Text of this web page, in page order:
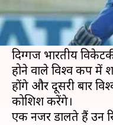
पूर्व भारतीय कप्तान
खेलने के लिए तैयार हैं
अंतिम विश्व कप होने
दिग्गज भारतीय
होने वाले विश्व कप में
होंगे और दूसरी बार
कोशिश करेंगे।
एक नजर डालते हैं उन